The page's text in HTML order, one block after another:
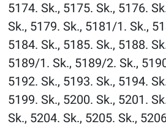
5174. Sk., 5175. Sk., 5176.
Sk., 5179. Sk., 5181/1. Sk.,
5184. Sk., 5185. Sk., 5188.
5189/1. Sk., 5189/2. Sk.,
5192. Sk., 5193. Sk., 5194.
5199. Sk., 5200. Sk., 5201.
Sk., 5204. Sk., 5205. Sk.,